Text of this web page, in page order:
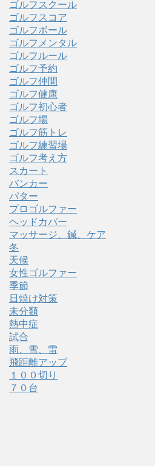
ゴルフスクール
ゴルフスコア
ゴルフボール
ゴルフメンタル
ゴルフルール
ゴルフ予約
ゴルフ仲間
ゴルフ健康
ゴルフ初心者
ゴルフ場
ゴルフ筋トレ
ゴルフ練習場
ゴルフ考え方
スカート
バンカー
パター
プロゴルファー
ヘッドカバー
マッサージ、鍼、ケア
冬
天候
女性ゴルファー
季節
日焼け対策
未分類
熱中症
試合
雨、雪、雷
飛距離アップ
１００切り
７０台